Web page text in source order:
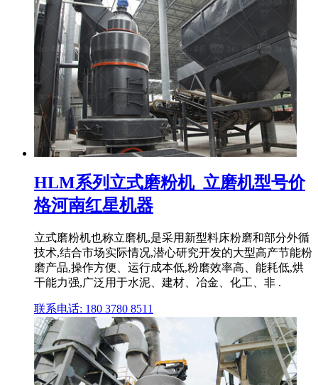
HLM系列立式磨粉机_立磨机型号价
格河南红星机器
立式磨粉机也称立磨机,是采用新型料床粉磨和部分外循
技术,结合市场实际情况,潜心研究开发的大型高产节能粉
磨产品,操作方便、运行成本低,粉磨效率高、能耗低,烘
干能力强,广泛用于水泥、建材、冶金、化工、非 .
联系电话: 180 3780 8511